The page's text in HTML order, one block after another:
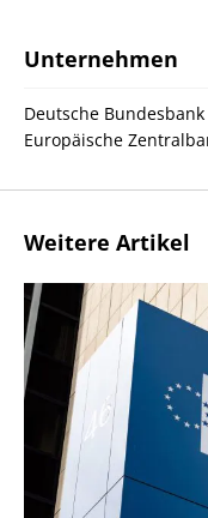
Unternehmen
Deutsche Bundesbank
Europäische
Weitere Artikel